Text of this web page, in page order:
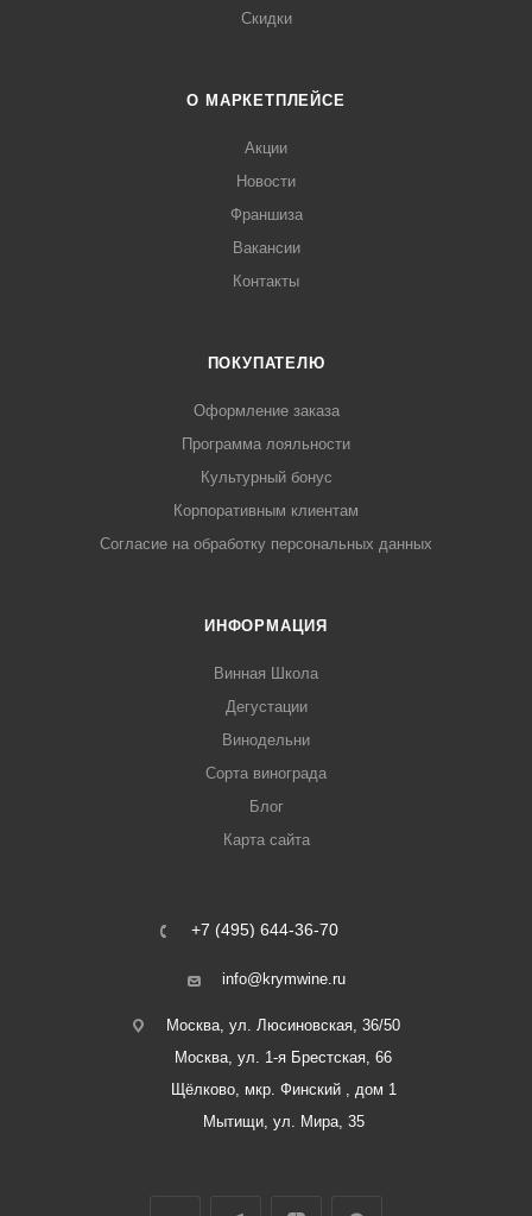
Скидки
О МАРКЕТПЛЕЙСЕ
Акции
Новости
Франшиза
Вакансии
Контакты
ПОКУПАТЕЛЮ
Оформление заказа
Программа лояльности
Культурный бонус
Корпоративным клиентам
Согласие на обработку персональных данных
ИНФОРМАЦИЯ
Винная Школа
Дегустации
Винодельни
Сорта винограда
Блог
Карта сайта
+7 (495) 644-36-70
info@krymwine.ru
Москва, ул. Люсиновская, 36/50
Москва, ул. 1-я Брестская, 66
Щёлково, мкр. Финский , дом 1
Мытищи, ул. Мира, 35